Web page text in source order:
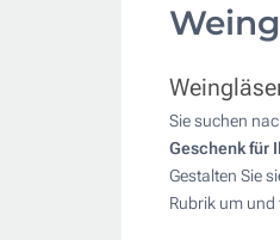
Sie suchen
Geschenk für
Gestalten Sie
Rubrik um und